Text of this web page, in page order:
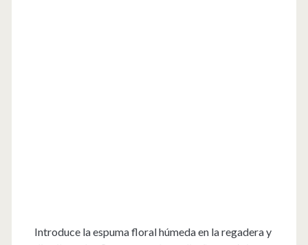
Introduce la espuma floral húmeda en la regadera y